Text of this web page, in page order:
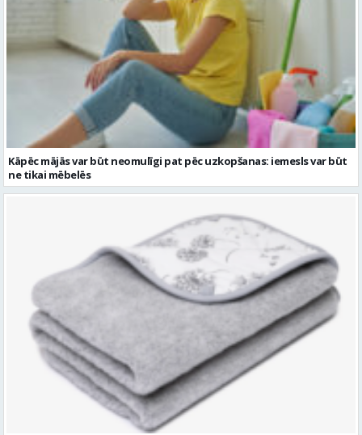
Kāpēc mājās var būt neomulīgi pat pēc uzkopšanas: iemesls var būt
ne tikai mēbelēs